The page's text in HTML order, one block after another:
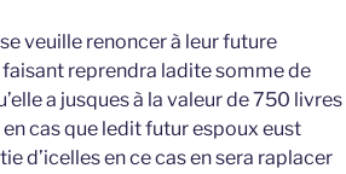
veuille renoncer à leur future
reprendra ladite somme de
a jusques à la valeur de 750 livres
cas que ledit futur espoux eust
d’icelles en ce cas en sera raplacer